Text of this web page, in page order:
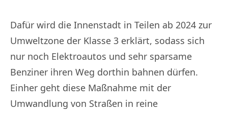
Dafür wird die Innenstadt in Teilen ab 2024 zur
Umweltzone der Klasse 3 erklärt, sodass sich
nur noch Elektroautos und sehr sparsame
Benziner ihren Weg dorthin bahnen dürfen.
Einher geht diese Maßnahme mit der
Umwandlung von Straßen in reine